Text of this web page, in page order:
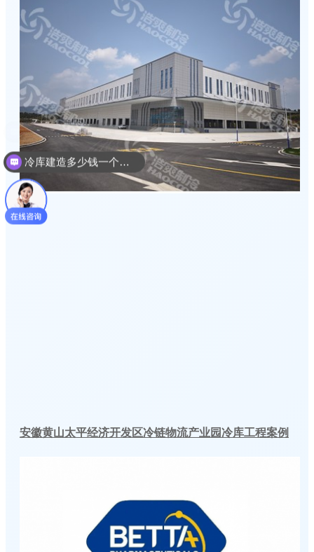
安徽黄山太平经济开发区冷链物流产业园冷库工程案例
冷库建造多少钱一个平方